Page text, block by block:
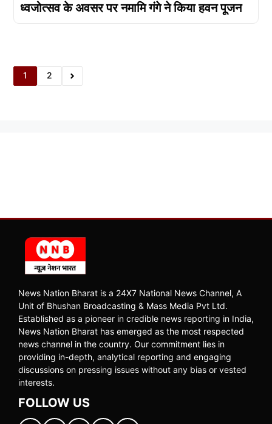
ध्वजोत्सव के अवसर पर नमामि गंगे ने किया हवन पूजन
1 2
News Nation Bharat is a 24X7 National News Channel, A
Unit of Bhushan Broadcasting & Mass Media Pvt Ltd.
Established as a pioneer in credible news reporting in India,
News Nation Bharat has emerged as the most respected
news channel in the country. Our commitment lies in
providing in-depth, analytical reporting and engaging
discussions on pressing issues without any bias or vested
interests.
FOLLOW US